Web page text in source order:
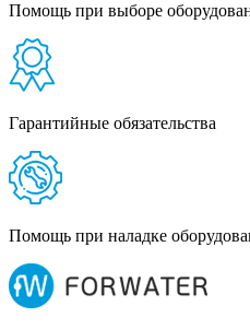
Помощь при выборе
Гарантийные обязательства
Помощь при наладке